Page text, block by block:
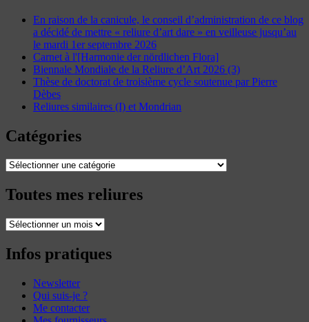
En raison de la canicule, le conseil d’administration de ce blog
a décidé de mettre « reliure d’art dare » en veilleuse jusqu’au
le mardi 1er septembre 2026
Carnet à l'[Harmonie der nördlichen Flora]
Biennale Mondiale de la Reliure d’Art 2026 (3)
Thèse de doctorat de troisième cycle soutenue par Pierre
Dèbes
Reliures similaires (I) et Mondrian
Catégories
Catégories
Toutes mes reliures
Toutes
reliures
Infos pratiques
Newsletter
Qui suis-je ?
Me contacter